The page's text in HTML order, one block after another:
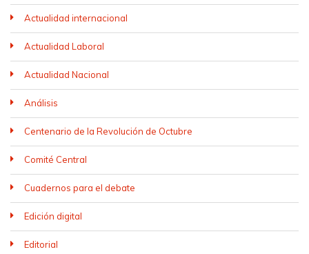
Actualidad internacional
Actualidad Laboral
Actualidad Nacional
Análisis
Centenario de la Revolución de Octubre
Comité Central
Cuadernos para el debate
Edición digital
Editorial